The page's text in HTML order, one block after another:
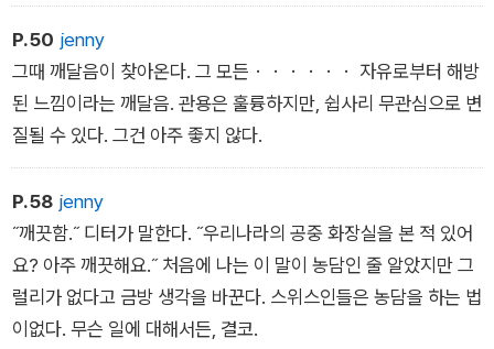
P.50 jenny
그때 깨달음이 찾아온다. 그 모든・・・・・・ 자유로부터 해방
된 느낌이라는 깨달음. 관용은 훌륭하지만, 쉽사리 무관심으로 변
질될 수 있다. 그건 아주 좋지 않다.
P.58 jenny
˝깨끗함.˝ 디터가 말한다. ˝우리나라의 공중 화장실을 본 적 있어
요? 아주 깨끗해요.˝ 처음에 나는 이 말이 농담인 줄 알았지만 그
럴리가 없다고 금방 생각을 바꾼다. 스위스인들은 농담을 하는 법
이없다. 무슨 일에 대해서든, 결코.